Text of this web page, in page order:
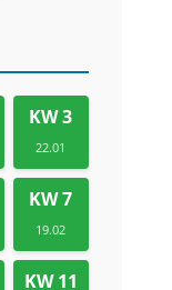
KW 3
22.01
KW 7
19.02
KW 11